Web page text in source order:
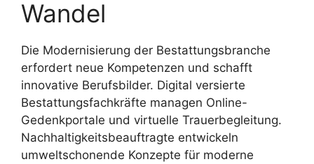
Wandel
Die Modernisierung der Bestattungsbranche
erfordert neue Kompetenzen und schafft
innovative Berufsbilder. Digital versierte
Bestattungsfachkräfte managen Online-
Gedenkportale und virtuelle Trauerbegleitung.
Nachhaltigkeitsbeauftragte entwickeln
umweltschonende Konzepte für moderne